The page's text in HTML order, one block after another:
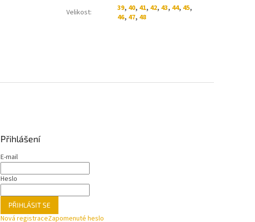
Velikost: 39, 40, 41, 42, 43, 44, 45,
46, 47, 48
Přihlášení
E-mail
Heslo
PŘIHLÁSIT SE
Nová registraceZapomenuté heslo